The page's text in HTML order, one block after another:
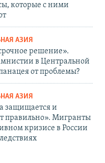
которые с ними
АЗИЯ
решение».
в Центральной
от проблемы?
АЗИЯ
защищается и
правильно». Мигранты
кризисе в России